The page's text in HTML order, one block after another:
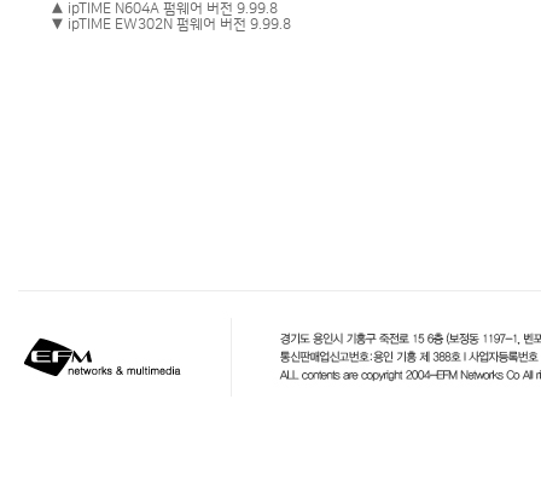
▲ ipTIME N604A 펌웨어 버전 9.99.8
▼ ipTIME EW302N 펌웨어 버전 9.99.8